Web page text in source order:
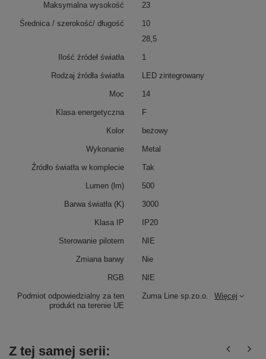
Podmiot odpowiedzialny za ten
produkt na terenie UE
Zuma Line sp.zo.o. Więcej
Maksymalna wysokość 23
Średnica / szerokość/ długość
10
28,5
Ilość źródeł światła 1
Rodzaj źródła światła LED zintegrowany
Moc 14
Klasa energetyczna F
Kolor beżowy
Wykonanie Metal
Źródło światła w komplecie Tak
Lumen (lm) 500
Barwa światła (K) 3000
Klasa IP IP20
Sterowanie pilotem NIE
Zmiana barwy Nie
RGB NIE
Z tej samej serii: